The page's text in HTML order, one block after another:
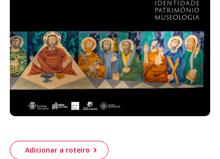
Adicionar a roteiro